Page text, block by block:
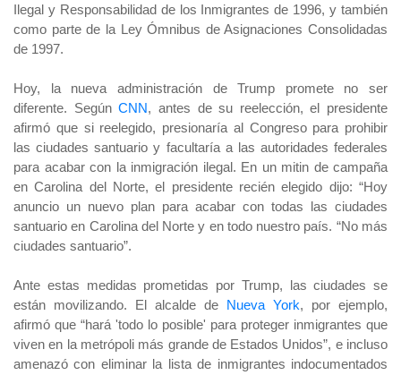
Ilegal y Responsabilidad de los Inmigrantes de 1996, y también
como parte de la Ley Ómnibus de Asignaciones Consolidadas
de 1997.
Hoy, la nueva administración de Trump promete no ser
diferente. SegúnCNN, antes de su reelección, el presidente
afirmó que si reelegido, presionaría al Congreso para prohibir
las ciudades santuario y facultaría a las autoridades federales
para acabar con la inmigración ilegal. En un mitin de campaña
en Carolina del Norte, el presidente recién elegido dijo: “Hoy
anuncio un nuevo plan para acabar con todas las ciudades
santuario en Carolina del Norte y en todo nuestro país. “No más
ciudades santuario”.
Ante estas medidas prometidas por Trump, las ciudades se
están movilizando. El alcalde de Nueva York, por ejemplo,
afirmó que “hará 'todo lo posible' para proteger inmigrantes que
viven en la metrópoli más grande de Estados Unidos”, e incluso
amenazó con eliminar la lista de inmigrantes indocumentados